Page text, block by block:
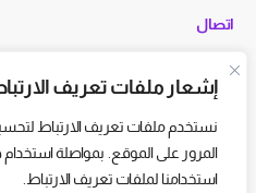
إشعار ملفات تعريف
نستخدم ملفات تعريف الارتباط
المرور على الموقع. بمواصلة
استخدامنا لملفات تعريف الارتباط.
اتصال
hello@cyberx.world